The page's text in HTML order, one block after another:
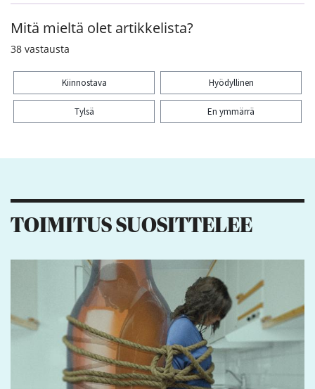
Mitä mieltä olet artikkelista?
38 vastausta
Kiinnostava Hyödyllinen
Tylsä En ymmärrä
TOIMITUS SUOSITTELEE